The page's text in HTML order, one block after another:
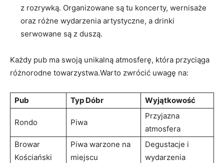
z rozrywką. Organizowane są tu koncerty, wernisaże
oraz różne wydarzenia artystyczne, a drinki
serwowane są z duszą.
Każdy pub ma swoją unikalną atmosferę, która przyciąga
różnorodne towarzystwa.Warto zwrócić uwagę na:
Pub Typ Dóbr Wyjątkowość
Rondo Piwa
Przyjazna
atmosfera
Browar
Kościański
Piwa warzone na
miejscu
Degustacje i
wydarzenia